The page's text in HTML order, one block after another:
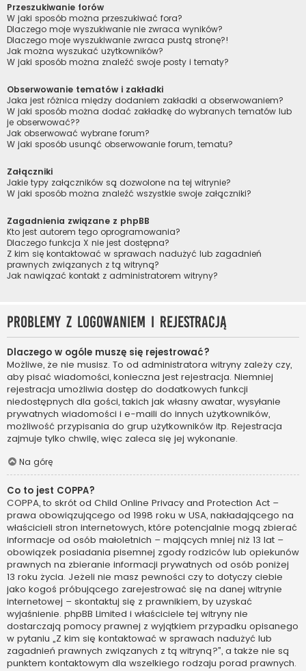
Przeszukiwanie forów
W jaki sposób można przeszukiwać fora?
Dlaczego moje wyszukiwanie nie zwraca wyników?
Dlaczego moje wyszukiwanie zwraca pustą stronę?!
Jak można wyszukać użytkowników?
W jaki sposób można znaleźć swoje posty i tematy?
Obserwowanie tematów i zakładki
Jaka jest różnica między dodaniem zakładki a obserwowaniem?
W jaki sposób można dodać zakładkę do wybranych tematów lub
je obserwować??
Jak obserwować wybrane forum?
W jaki sposób usunąć obserwowanie forum, tematu?
Załączniki
Jakie typy załączników są dozwolone na tej witrynie?
W jaki sposób można znaleźć wszystkie swoje załączniki?
Zagadnienia związane z phpBB
Kto jest autorem tego oprogramowania?
Dlaczego funkcja X nie jest dostępna?
Z kim się kontaktować w sprawach nadużyć lub zagadnień
prawnych związanych z tą witryną?
Jak nawiązać kontakt z administratorem witryny?
Problemy z logowaniem i rejestracją
Dlaczego w ogóle muszę się rejestrować?
Możliwe, że nie musisz. To od administratora witryny zależy czy,
aby pisać wiadomości, konieczna jest rejestracja. Niemniej
rejestracja umożliwia dostęp do dodatkowych funkcji
niedostępnych dla gości, takich jak własny awatar, wysyłanie
prywatnych wiadomości i e-maili do innych użytkowników,
możliwość przypisania do grup użytkowników itp. Rejestracja
zajmuje tylko chwilę, więc zaleca się jej wykonanie.
Na górę
Co to jest COPPA?
COPPA, to skrót od Child Online Privacy and Protection Act –
prawa obowiązującego od 1998 roku w USA, nakładającego na
właścicieli stron internetowych, które potencjalnie mogą zbierać
informacje od osób małoletnich – mających mniej niż 13 lat –
obowiązek posiadania pisemnej zgody rodziców lub opiekunów
prawnych na zbieranie informacji prywatnych od osób poniżej
13 roku życia. Jeżeli nie masz pewności czy to dotyczy ciebie
jako kogoś próbującego zarejestrować się na danej witrynie
internetowej – skontaktuj się z prawnikiem, by uzyskać
wyjaśnienie. phpBB Limited i właściciele tej witryny nie
dostarczają pomocy prawnej z wyjątkiem przypadku opisanego
w pytaniu „Z kim się kontaktować w sprawach nadużyć lub
zagadnień prawnych związanych z tą witryną?”, a także nie są
punktem kontaktowym dla wszelkiego rodzaju porad prawnych.